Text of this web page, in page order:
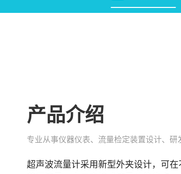
产品介绍
专业从事仪器仪表、流量检定装置设计、
超声波流量计采用新型外夹设计，可